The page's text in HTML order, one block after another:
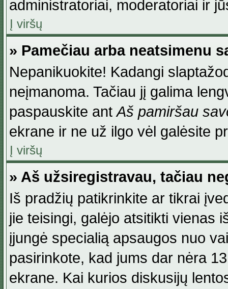
administratoriai, moderatoriai ir
Į viršų
» Pamečiau arba neatsimenu
Nepanikuokite! Kadangi
neįmanoma. Tačiau jį galima
paspauskite antAš pamiršau
ekrane ir ne už ilgo vėl galėsite
Į viršų
» Aš užsiregistravau, tačiau
Iš pradžių patikrinkite ar tikrai
jie teisingi, galėjo atsitikti vienas
įjungė specialią apsaugos nuo
pasirinkote, kad jums dar nėra
ekrane. Kai kurios diskusijų